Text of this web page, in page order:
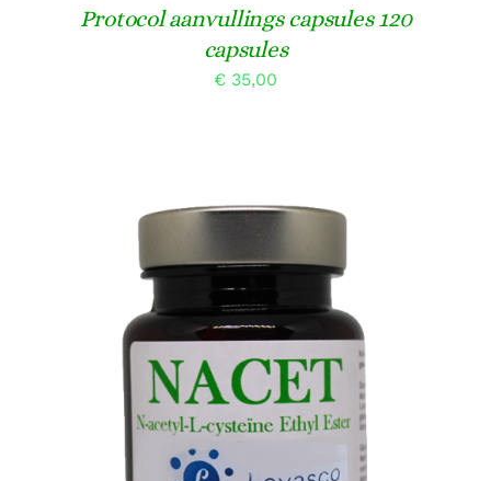
Protocol aanvullings capsules 120
capsules
€ 35,00